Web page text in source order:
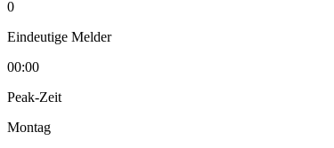
0
Eindeutige Melder
00:00
Peak-Zeit
Montag